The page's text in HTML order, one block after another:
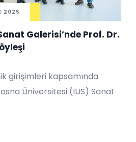
2025
Galerisi’nde Prof. Dr.
girişimleri kapsamında
Üniversitesi (IUS) Sanat